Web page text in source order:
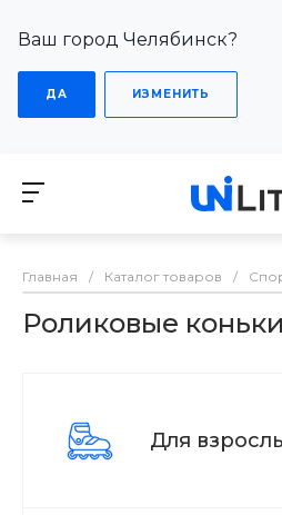
Ваш город Челябинск?
ДА ИЗМЕНИТЬ
Главная / Каталог товаров /
Роликовые коньки
Для